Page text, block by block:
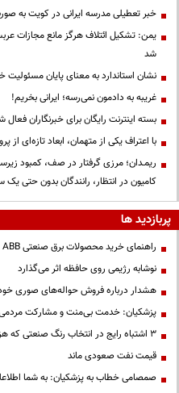
خبر تعطیلی مدرسه ایرانی در کویت به
یمن: تشکیل ائتلاف هرگز مانع مجازات
شد
نشان استاندارد به معنای پایان
غریبه به دادمون نمی‌رسه؛ ایرانی بخریم!
بسته اینترنت رایگان برای خبرنگاران فعال
با اعتراف یکی از متهمان، ابعاد تازه‌ای
کامیون در انتظار، رانندگان بدون حتی
پربازدید ها
راهنمای خرید محصولات برق صنعتی ABB
نوشابه رژیمی روی حافظه اثر می‌گذارد
هشدار درباره فروش حواله‌های صوری
پزشکیان: خدمت بی‌منت و مشارکت
3 اشتباه رایج در انتخاب رنگ صنعتی که هزینه‌اش را سال‌ها می‌پردازید...
قیمت نفت صعودی ماند
صمصامی خطاب به پزشکیان: به شما